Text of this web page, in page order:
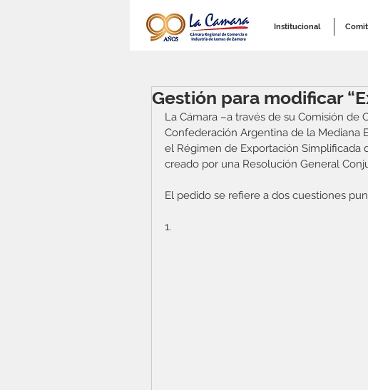
Institucional
Gestión para modificar
La Cámara –a través de su Comisión
Confederación Argentina de la Mediana
el Régimen de Exportación Simplificada
creado por una Resolución General
El pedido se refiere a dos cuestiones
1.